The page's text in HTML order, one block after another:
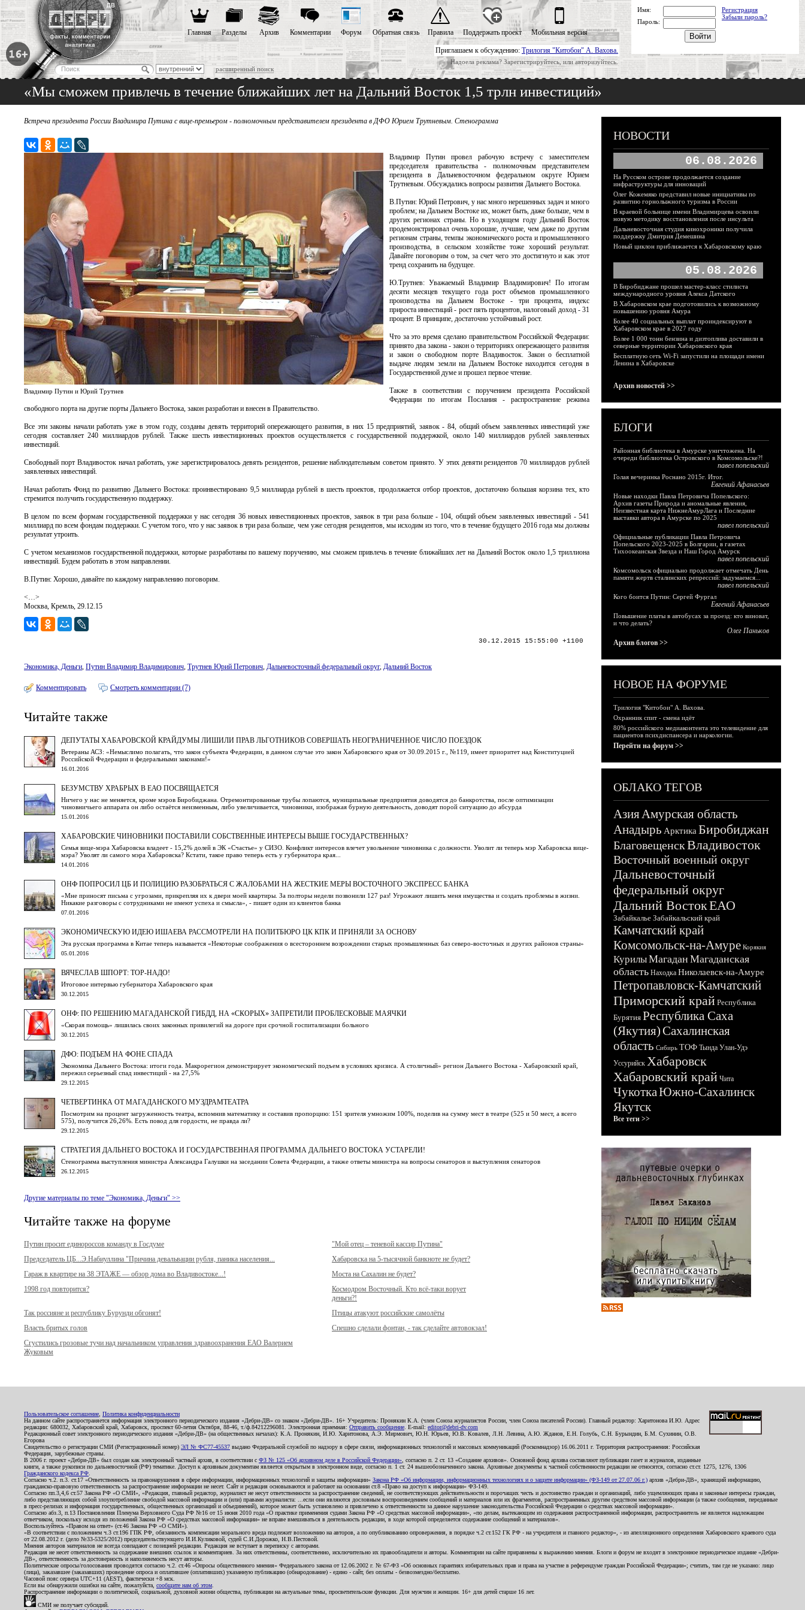
Приглашаем к обсуждению: Трилогия "Китобои" А. Вахова.
Надоела реклама? Зарегистрируйтесь, или авторизуйтесь.
расширенный поиск
Главная Разделы Архив Комментарии Форум Обратная связь Правила Поддержать проект Мобильная версия
Имя:
Регистрация
Забыли пароль?
Пароль:
«Мы сможем привлечь в течение ближайших лет на Дальний Восток 1,5 трлн инвестиций»
Встреча президента России Владимира Путина с вице-премьером - полномочным представителем президента в ДФО Юрием Трутневым. Стенограмма
Владимир Путин и Юрий Трутнев
Владимир Путин провел рабочую встречу с заместителем
председателя правительства - полномочным представителем
президента в Дальневосточном федеральном округе Юрием
Трутневым. Обсуждались вопросы развития Дальнего Востока.
В.Путин: Юрий Петрович, у нас много нерешенных задач и много
проблем; на Дальнем Востоке их, может быть, даже больше, чем в
других регионах страны. Но в уходящем году Дальний Восток
продемонстрировал очень хорошие, лучшие, чем даже по другим
регионам страны, темпы экономического роста и промышленного
производства, в сельском хозяйстве тоже хороший результат.
Давайте поговорим о том, за счет чего это достигнуто и как этот
тренд сохранить на будущее.
Ю.Трутнев: Уважаемый Владимир Владимирович! По итогам
десяти месяцев текущего года рост объемов промышленного
производства на Дальнем Востоке - три процента, индекс
прироста инвестиций - рост пять процентов, налоговый доход - 31
процент. В принципе, достаточно устойчивый рост.
Что за это время сделано правительством Российской Федерации:
принято два закона - закон о территориях опережающего развития
и закон о свободном порте Владивосток. Закон о бесплатной
выдаче людям земли на Дальнем Востоке находится сегодня в
Государственной думе и прошел первое чтение.
Также в соответствии с поручением президента Российской
Федерации по итогам Послания - распространение режима
свободного порта на другие порты Дальнего Востока, закон разработан и внесен в Правительство.
Все эти законы начали работать уже в этом году, созданы девять территорий опережающего развития, в них 15 предприятий, заявок - 84, общий объем заявленных инвестиций уже
сегодня составляет 240 миллиардов рублей. Также шесть инвестиционных проектов осуществляется с государственной поддержкой, около 140 миллиардов рублей заявленных
инвестиций.
Свободный порт Владивосток начал работать, уже зарегистрировалось девять резидентов, решение наблюдательным советом принято. У этих девяти резидентов 70 миллиардов рублей
заявленных инвестиций.
Начал работать Фонд по развитию Дальнего Востока: проинвестировано 9,5 миллиарда рублей в шесть проектов, продолжается отбор проектов, достаточно большая корзина тех, кто
стремится получить государственную поддержку.
В целом по всем формам государственной поддержки у нас сегодня 36 новых инвестиционных проектов, заявок в три раза больше - 104, общий объем заявленных инвестиций - 541
миллиард по всем фондам поддержки. С учетом того, что у нас заявок в три раза больше, чем уже сегодня резидентов, мы исходим из того, что в течение будущего 2016 года мы должны
результат утроить.
С учетом механизмов государственной поддержки, которые разработаны по вашему поручению, мы сможем привлечь в течение ближайших лет на Дальний Восток около 1,5 триллиона
инвестиций. Будем работать в этом направлении.
В.Путин: Хорошо, давайте по каждому направлению поговорим.
<…>
Москва, Кремль, 29.12.15
30.12.2015 15:55:00 +1100
Экономика, Деньги, Путин Владимир Владимирович, Трутнев Юрий Петрович, Дальневосточный федеральный округ, Дальний Восток
Комментировать Смотреть комментарии (7)
Читайте также
ДЕПУТАТЫ ХАБАРОВСКОЙ КРАЙДУМЫ ЛИШИЛИ ПРАВ ЛЬГОТНИКОВ СОВЕРШАТЬ НЕОГРАНИЧЕННОЕ ЧИСЛО ПОЕЗДОК
Ветераны АСЗ: «Немыслимо полагать, что закон субъекта Федерации, в данном случае это закон Хабаровского края от 30.09.2015 г., №119, имеет приоритет над Конституцией
Российской Федерации и федеральными законами!»
16.01.2016
БЕЗУМСТВУ ХРАБРЫХ В ЕАО ПОСВЯЩАЕТСЯ
Ничего у нас не меняется, кроме мэров Биробиджана. Отремонтированные трубы лопаются, муниципальные предприятия доводятся до банкротства, после оптимизации
чиновничьего аппарата он либо остаётся неизменным, либо увеличивается, чиновники, изображая бурную деятельность, доводят порой ситуацию до абсурда
15.01.2016
ХАБАРОВСКИЕ ЧИНОВНИКИ ПОСТАВИЛИ СОБСТВЕННЫЕ ИНТЕРЕСЫ ВЫШЕ ГОСУДАРСТВЕННЫХ?
Семья вице-мэра Хабаровска владеет - 15,2% долей в ЭК «Счастье» у СИЗО. Конфликт интересов влечет увольнение чиновника с должности. Уволит ли теперь мэр Хабаровска вице-
мэра? Уволят ли самого мэра Хабаровска? Кстати, такое право теперь есть у губернатора края...
14.01.2016
ОНФ ПОПРОСИЛ ЦБ И ПОЛИЦИЮ РАЗОБРАТЬСЯ С ЖАЛОБАМИ НА ЖЕСТКИЕ МЕРЫ ВОСТОЧНОГО ЭКСПРЕСС БАНКА
«Мне приносят письма с угрозами, прикрепляя их к двери моей квартиры. За полторы недели позвонили 127 раз! Угрожают лишить меня имущества и создать проблемы в жизни.
Никакие разговоры с сотрудниками не имеют успеха и смысла», - пишет один из клиентов банка
07.01.2016
ЭКОНОМИЧЕСКУЮ ИДЕЮ ИШАЕВА РАССМОТРЕЛИ НА ПОЛИТБЮРО ЦК КПК И ПРИНЯЛИ ЗА ОСНОВУ
Эта русская программа в Китае теперь называется «Некоторые соображения о всестороннем возрождении старых промышленных баз северо-восточных и других районов страны»
05.01.2016
ВЯЧЕСЛАВ ШПОРТ: ТОР-НАДО!
Итоговое интервью губернатора Хабаровского края
30.12.2015
ОНФ: ПО РЕШЕНИЮ МАГАДАНСКОЙ ГИБДД, НА «СКОРЫХ» ЗАПРЕТИЛИ ПРОБЛЕСКОВЫЕ МАЯЧКИ
«Скорая помощь» лишилась своих законных привилегий на дороге при срочной госпитализации больного
30.12.2015
ДФО: ПОДЪЕМ НА ФОНЕ СПАДА
Экономика Дальнего Востока: итоги года. Макрорегион демонстрирует экономический подъем в условиях кризиса. А столичный» регион Дальнего Востока - Хабаровский край,
пережил серьезный спад инвестиций - на 27,5%
29.12.2015
ЧЕТВЕРТИНКА ОТ МАГАДАНСКОГО МУЗДРАМТЕАТРА
Посмотрим на процент загруженность театра, вспомнив математику и составив пропорцию: 151 зрителя умножим 100%, поделив на сумму мест в театре (525 и 50 мест, а всего
575), получится 26,26%. Есть повод для гордости, не правда ли?
29.12.2015
СТРАТЕГИЯ ДАЛЬНЕГО ВОСТОКА И ГОСУДАРСТВЕННАЯ ПРОГРАММА ДАЛЬНЕГО ВОСТОКА УСТАРЕЛИ!
Стенограмма выступления министра Александра Галушки на заседании Совета Федерации, а также ответы министра на вопросы сенаторов и выступления сенаторов
26.12.2015
Другие материалы по теме "Экономика, Деньги" >>
Читайте также на форуме
Путин просит единороссов команду в Госдуме
"Мой отец – теневой кассир Путина"
Председатель ЦБ...Э.Набиуллина "Причина девальвации рубля, паника населения...
Хабаровска на 5-тысячной банкноте не будет?
Гараж в квартире на 38 ЭТАЖЕ — обзор дома во Владивостоке...!
Моста на Сахалин не будет?
1998 год повторится?
Космодром Восточный. Кто всё-таки ворует
деньги?!
Так россияне и республику Бурунди обгонят!
Птицы атакуют российские самолёты
Власть бритых голов
Спешно сделали фонтан, - так сделайте автовокзал!
Сгустились грозовые тучи над начальником управления здравоохранения ЕАО Валерием
Жуковым
НОВОСТИ
06.08.2026
На Русском острове продолжается создание
инфраструктуры для инноваций
Олег Кожемяко представил новые инициативы по
развитию горнолыжного туризма в России
В краевой больнице имени Владимирцева освоили
новую методику восстановления после инсульта
Дальневосточная студия кинохроники получила
поддержку Дмитрия Демешина
Новый циклон приближается к Хабаровскому краю
05.08.2026
В Биробиджане прошел мастер-класс стилиста
международного уровня Алекса Датского
В Хабаровском крае подготовились к возможному
повышению уровня Амура
Более 40 социальных выплат проиндексируют в
Хабаровском крае в 2027 году
Более 1 000 тонн бензина и дизтоплива доставили в
северные территории Хабаровского края
Бесплатную сеть Wi-Fi запустили на площади имени
Ленина в Хабаровске
Архив новостей >>
БЛОГИ
Районная библиотека в Амурске уничтожена. На
очереди библиотека Островского в Комсомольске?!
павел попельский
Голая вечеринка Роснано 2015г. Итог.
Евгений Афанасьев
Новые находки Павла Петровича Попельского:
Архив газеты Природа и аномальные явления,
Неизвестная карта НижнеАмурЛага и Последние
выставки автора в Амурске по 2025
павел попельский
Официальные публикации Павла Петровича
Попельского 2023-2025 в Болгарии, в газетах
Тихоокеанская Звезда и Наш Город Амурск
павел попельский
Комсомольск официально продолжает отмечать День
памяти жертв сталинских репрессий: задумаемся...
павел попельский
Кого боится Путин: Сергей Фургал
Евгений Афанасьев
Повышение платы в автобусах за проезд: кто виноват,
и что делать?
Олег Паньков
Архив блогов >>
НОВОЕ НА ФОРУМЕ
Трилогия "Китобои" А. Вахова.
Охранник спит - смена идёт
80% российского медиаконтента это телевидение для
пациентов психдиспансера и наркологии.
Перейти на форум >>
ОБЛАКО ТЕГОВ
АзияАмурская область
Анадырь Арктика Биробиджан
БлаговещенскВладивосток
Восточный военный округ
Дальневосточный
федеральный округ
Дальний ВостокЕАО
Забайкалье Забайкальский край
Камчатский край
Комсомольск-на-Амуре Корякия
КурилыМагадан Магаданская
область Находка Николаевск-на-Амуре
Петропавловск-Камчатский
Приморский край Республика
Бурятия Республика Саха
(Якутия)Сахалинская
область Сибирь ТОФ Тында Улан-Удэ
Уссурийск Хабаровск
Хабаровский край Чита
ЧукоткаЮжно-Сахалинск
Якутск
Все теги >>
Пользовательское соглашение Политика конфиденциальности
На данном сайте распространяется информация электронного периодического издания «Дебри-ДВ» со знаком «Дебри-ДВ». 16+ Учредитель: Пронякин К.А. (член Союза журналистов России, член Союза писателей России). Главный редактор: Харитонова И.Ю. Адрес
редакции: 680032, Хабаровский край, Хабаровск, проспект 60-летия Октября, 88-46, т./ф.84212296081. Электронная приемная: Отправить сообщение . E-mail: editor@debri-dv.com
Редакционный совет электронного периодического издания «Дебри-ДВ» (на общественных началах): К.А. Пронякин, И.Ю. Харитонова, А.Э. Мирмович, Ю.Н. Юрьев, Ю.В. Ковалев, Л.Н. Левина, А.Ю. Жданов, Е.Н. Голубь, С.Н. Бурындин, Б.М. Сухинин, О.В.
Егорова
Свидетельство о регистрации СМИ (Регистрационный номер) ЭЛ № ФС77-45537 выдано Федеральной службой по надзору в сфере связи, информационных технологий и массовых коммуникаций (Роскомнадзор) 16.06.2011 г. Территория распространения: Российская
Федерация, зарубежные страны.
В 2006 г. проект «Дебри-ДВ» был создан как электронный частный архив, в соответствии с ФЗ № 125 «Об архивном деле в Российской Федерации» , согласно п. 2 ст. 13 «Создание архивов». Основной фонд архива составляют публикации газет и журналов, изданные
книги, а также рукописи по дальневосточной (РФ) тематике. Доступ к архивным документам является открытым в электронном виде, согласно п. 1 ст. 24 вышеобозначенного закона. Архивные документы к частной собственности редакции не относятся, согласно ст.ст. 1275, 1276, 1306
Гражданского кодекса РФ
Согласно ч.2. п.3. ст.17 «Ответственность за правонарушения в сфере информации, информационных технологий и защиты информации» Закона РФ «Об информации, информационных технологиях и о защите информации» (ФЗ-149 от 27.07.06 г.) архив «Дебри-ДВ», хранящий информацию,
гражданско-правовую ответственность за распространение информации не несет. Сайт и редакция основываются и работают на основании ст.8 «Право на доступ к информации» ФЗ-149.
Согласно пп.3,4,6 ст.57 Закона РФ «О СМИ», «Редакция, главный редактор, журналист не несут ответственности за распространение сведений, не соответствующих действительности и порочащих честь и достоинство граждан и организаций, либо ущемляющих права и законные интересы граждан,
либо представляющих собой злоупотребление свободой массовой информации и (или) правами журналиста: ...если они являются дословным воспроизведением сообщений и материалов или их фрагментов, распространенных другим средством массовой информации (а также сообщения, переданные
в пресс-релизах и информация государственных, общественных организаций и объединений), которое может быть установлено и привлечено к ответственности за данное нарушение законодательства Российской Федерации о средствах массовой информации».
Согласно абз.3, п.13 Постановления Пленума Верховного Суда РФ №16 от 15 июня 2010 года «О практике применения судами Закона РФ «О средствах массовой информации», «по делам, вытекающим из содержания распространенной информации, распространитель не является надлежащим
ответчиком, поскольку исходя из положений Закона РФ «О средствах массовой информации» не вправе вмешиваться в деятельность редакции, в ходе которой определяется содержание сообщений и материалов».
Воспользуйтесь «Правом на ответ» (ст.46 Закона РФ «О СМИ»).
«В соответствии с положением ч.3 ст.196 ГПК РФ, обязанность компенсации морального вреда подлежит возложению на авторов, а по опубликованию опровержения, в порядке ч.2 ст.152 ГК РФ - на учредителя и главного редактор», - из апелляционного определения Хабаровского краевого суда
от 22.08.2012 г. (дело №33-5325/2012) председательствующего И.И.Куликовой, судей С.И.Дорожко, Н.В.Пестовой.
Мнения авторов материалов не всегда совпадают с позицией редакции. Редакция не вступает в переписку с авторами.
Редакция не несет ответственность за содержание внешних ссылок и комментариев. За них ответственны, соответственно, исключительно их правообладатели и авторы. Комментарии на сайте приравнены к выражению мнения. Блоги и форум не входят в электронное периодическое издание «Дебри-
ДВ», ответственность за достоверность и наполняемость несут авторы.
Политические опросы/голосования проводятся согласно ч.2. ст.46 «Опросы общественного мнения» Федерального закона от 12.06.2002 г. № 67-ФЗ «Об основных гарантиях избирательных прав и права на участие в референдуме граждан Российской Федерации»; считать, там где не указано: лицо
(лица), заказавшее (заказавших) проведение опроса и оплатившее (оплативших) указанную публикацию (обнародование) - едино - сайт, без оплаты - безвозмездно/бесплатно.
Часовой пояс сервера UTC+11 (AEST), фактически +8 мск.
Если вы обнаружили ошибки на сайте, пожалуйста, сообщите нам об этом
Распространение информации о политической, социальной, духовной жизни общества, публикации на актуальные темы, просветительские функции. Для мужчин и женщин. 16+ для детей старше 16 лет.
СМИ не получает субсидий.